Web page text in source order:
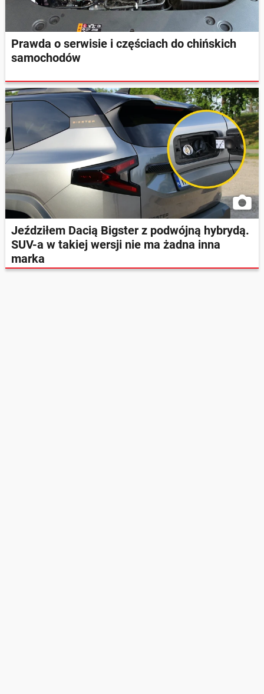
Prawda o serwisie i częściach do chińskich
samochodów
Jeździłem Dacią Bigster z podwójną hybrydą.
SUV-a w takiej wersji nie ma żadna inna
marka